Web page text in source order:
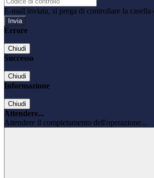
E-mail inviata, si prega di controllare la casella
Errore
Chiudi
Successo
Chiudi
Informazione
Chiudi
Attendere...
Attendere il completamento dell'operazione...